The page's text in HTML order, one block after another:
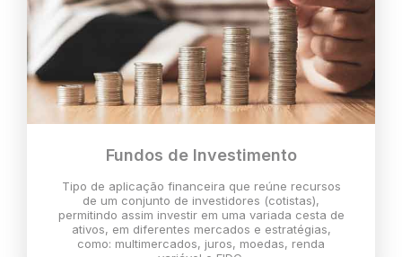
Fundos de Investimento
Tipo de aplicação financeira que reúne recursos
de um conjunto de investidores (cotistas),
permitindo assim investir em uma variada cesta de
ativos, em diferentes mercados e estratégias,
como: multimercados, juros, moedas, renda